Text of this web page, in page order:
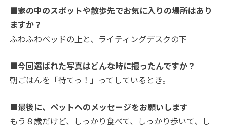
■家の中のスポットや散歩先でお気に入りの場所はあり
ますか？
ふわふわベッドの上と、ライティングデスクの下
■今回選ばれた写真はどんな時に撮ったんですか？
朝ごはんを「待てっ！」ってしているとき。
■最後に、ペットへのメッセージをお願いします
もう８歳だけど、しっかり食べて、しっかり歩いて、し